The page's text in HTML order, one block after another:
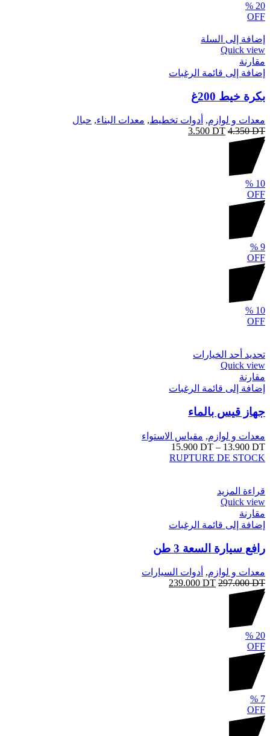
20
%
OFF
إضافة إلى السلة
Quick view
مقارنة
إضافة إلى قائمة الرغبات
بكرة خيط 200غ
معدات و لوازم, أدوات تخطيط, معدات البناء, حبال
4.350DT
3.500 DT
10
%
OFF
9
%
OFF
10
%
OFF
تحديد أحد الخيارات
Quick view
مقارنة
إضافة إلى قائمة الرغبات
جهاز قيس بالماء
معدات و لوازم, مقياس الاستواء
13.900 DT
–
15.900 DT
RUPTURE DE STOCK
قراءة المزيد
Quick view
مقارنة
إضافة إلى قائمة الرغبات
رافع سيارة السعة 3 طن
معدات و لوازم, أدوات السيارات
297.000DT
239.000 DT
20
%
OFF
7
%
OFF